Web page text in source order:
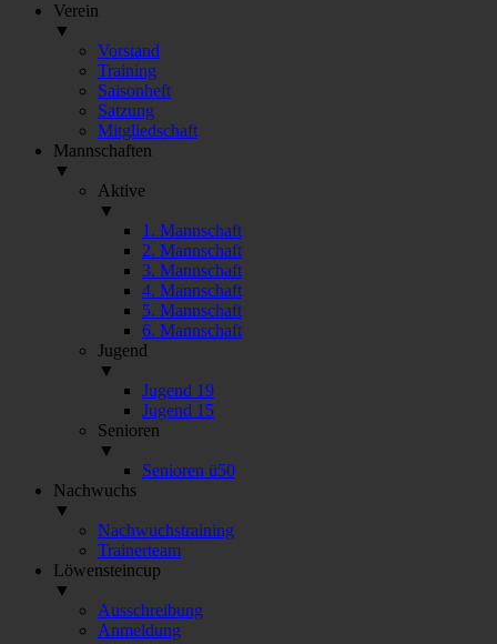
Verein
▼
Vorstand
Training
Saisonheft
Satzung
Mitgliedschaft
Mannschaften
▼
Aktive
▼
1. Mannschaft
2. Mannschaft
3. Mannschaft
4. Mannschaft
5. Mannschaft
6. Mannschaft
Jugend
▼
Jugend 19
Jugend 15
Senioren
▼
Senioren ü50
Nachwuchs
▼
Nachwuchstraining
Trainerteam
Löwensteincup
▼
Ausschreibung
Anmeldung